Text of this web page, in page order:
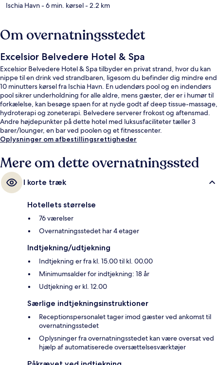
Ischia Havn- 6 min. kørsel- 2.2 km
Om overnatningsstedet
Excelsior Belvedere Hotel & Spa
Excelsior Belvedere Hotel & Spa tilbyder en privat strand, hvor du kan
nippe til en drink ved strandbaren, ligesom du befinder dig mindre end
10 minutters kørsel fra Ischia Havn. En udendørs pool og en indendørs
pool sikrer underholdning for alle aldre, mens gæster, der er i humør til
forkælelse, kan besøge spaen for at nyde godt af deep tissue-massage,
hydroterapi og zoneterapi. Belvedere serverer frokost og aftensmad.
Andre højdepunkter på dette hotel med luksusfaciliteter tæller 3
barer/lounger, en bar ved poolen og et fitnesscenter.
Oplysninger om afbestillingsrettigheder
Mere om dette overnatningssted
I korte træk
Hotellets størrelse
76 værelser
Overnatningsstedet har 4 etager
Indtjekning/udtjekning
Indtjekning er fra kl. 15.00 til kl. 00.00
Minimumsalder for indtjekning: 18 år
Udtjekning er kl. 12.00
Særlige indtjekningsinstruktioner
Receptionspersonalet tager imod gæster ved ankomst til
overnatningsstedet
Oplysninger fra overnatningsstedet kan være oversat ved
hjælp af automatiserede oversættelsesværktøjer